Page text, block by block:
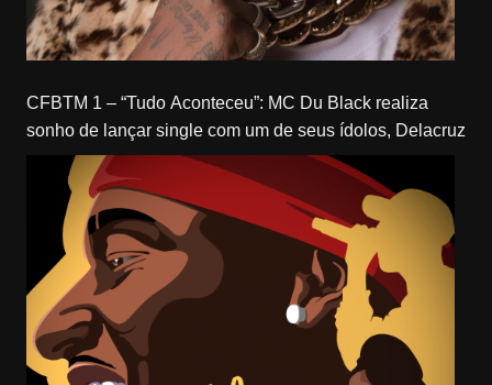
CFBTM 1 – “Tudo Aconteceu”: MC Du Black realiza
sonho de lançar single com um de seus ídolos, Delacruz